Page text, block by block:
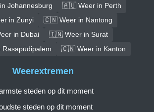
Johannesburg
🇦🇺 Weer in Perth
in Zunyi
🇨🇳 Weer in Nantong
in Dubai
🇮🇳 Weer in Surat
🇨🇳 Weer in Kanton
Weerextremen
steden op dit moment
steden op dit moment